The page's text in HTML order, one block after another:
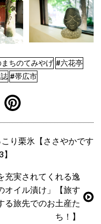
ちのてみやげ #六花亭
#帯広市
り栗氷【ささやかです
充実されてくれる逸
オイル漬け」【旅す
る旅先でのお土産た
ち！】